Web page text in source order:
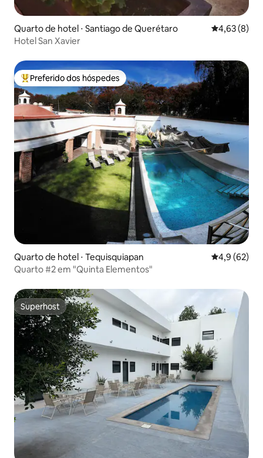
Quarto de hotel ⋅ Santiago de Querétaro 4,63 de uma
4,63 (8)
Hotel San Xavier
Entre os melhores preferidos dos hóspedes
Preferido dos hóspedes
Quarto de hotel ⋅ Tequisquiapan 4,9 de uma
4,9 (62)
Quarto #2 em "Quinta Elementos"
Superhost
Superhost